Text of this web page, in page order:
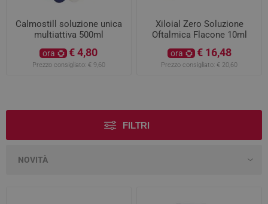
Calmostill soluzione unica
multiattiva 500ml
ora € 4,80
Prezzo consigliato: € 9,60
Xiloial Zero Soluzione
Oftalmica Flacone 10ml
ora € 16,48
Prezzo consigliato: € 20,60
FILTRI